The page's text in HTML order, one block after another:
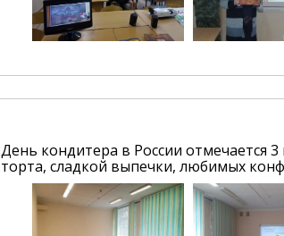
День кондитера в России отмечается
торта, сладкой выпечки, любимых